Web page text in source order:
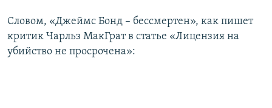
Словом, «Джеймс Бонд – бессмертен», как пишет
критик Чарльз МакГрат в статье «Лицензия на
убийство не просрочена»: